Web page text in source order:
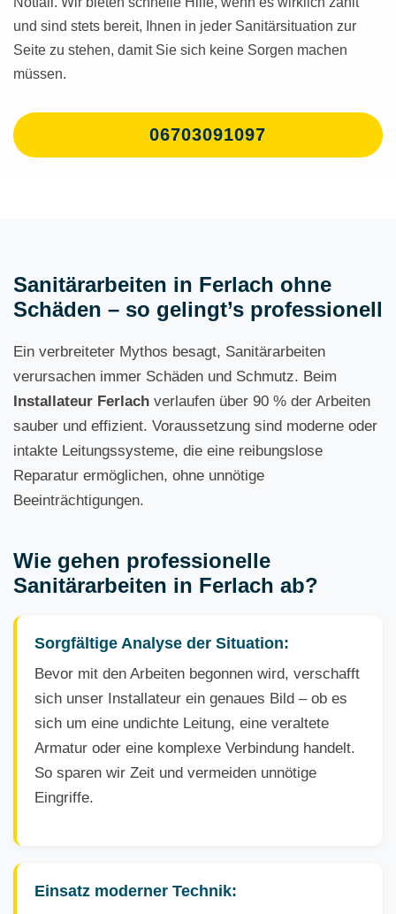
und sind stets bereit, Ihnen in jeder Sanitärsituation zur
Seite zu stehen, damit Sie sich keine Sorgen machen
müssen.
06703091097
Sanitärarbeiten in Ferlach ohne
Schäden – so gelingt’s professionell
Ein verbreiteter Mythos besagt, Sanitärarbeiten
verursachen immer Schäden und Schmutz. Beim
Installateur Ferlach verlaufen über 90 % der Arbeiten
sauber und effizient. Voraussetzung sind moderne oder
intakte Leitungssysteme, die eine reibungslose
Reparatur ermöglichen, ohne unnötige
Beeinträchtigungen.
Wie gehen professionelle
Sanitärarbeiten in Ferlach ab?
Sorgfältige Analyse der Situation:
Bevor mit den Arbeiten begonnen wird, verschafft
sich unser Installateur ein genaues Bild – ob es
sich um eine undichte Leitung, eine veraltete
Armatur oder eine komplexe Verbindung handelt.
So sparen wir Zeit und vermeiden unnötige
Eingriffe.
Einsatz moderner Technik: